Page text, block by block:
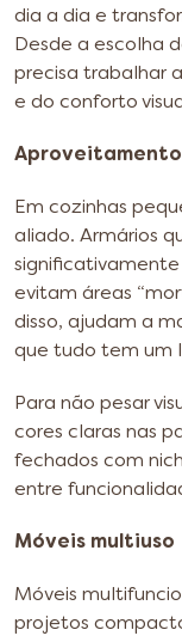
dia a dia e
Desde a escolha
precisa trabalhar
e do conforto
Em cozinhas
aliado. Armários
evitam áreas
disso, ajudam a
que tudo tem um
Para não pesar
cores claras nas
fechados com
entre
Móveis multiuso
Móveis
projetos